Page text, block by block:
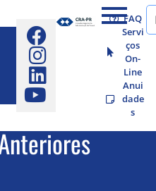
FAQ
Servi
ços
On-
Line
Anui
dade
s